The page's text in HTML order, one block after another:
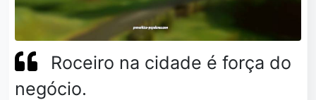
Roceiro na cidade é força do
negócio.